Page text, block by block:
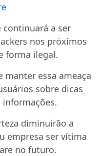
continuará a ser
nos próximos
forma ilegal.
manter essa ameaça
sobre dicas
informações.
diminuirão a
empresa ser vítima
no futuro.